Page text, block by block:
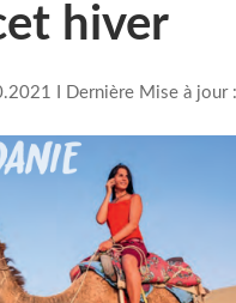
hiver
I Dernière Mise à jour